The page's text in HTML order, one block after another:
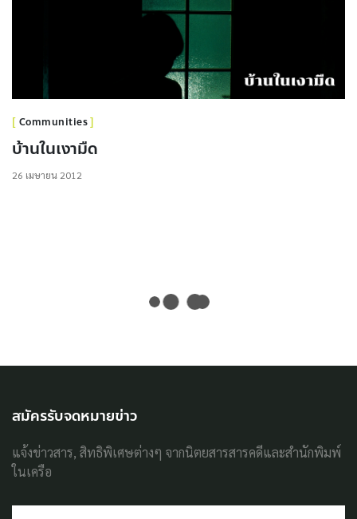
Communities
บ้านในเงามืด
26 เมษายน 2012
สมัครรับจดหมายข่าว
แจ้งข่าวสาร, สิทธิพิเศษต่างๆ จากนิตยสารสารคดีและสำนักพิมพ์
ในเครือ